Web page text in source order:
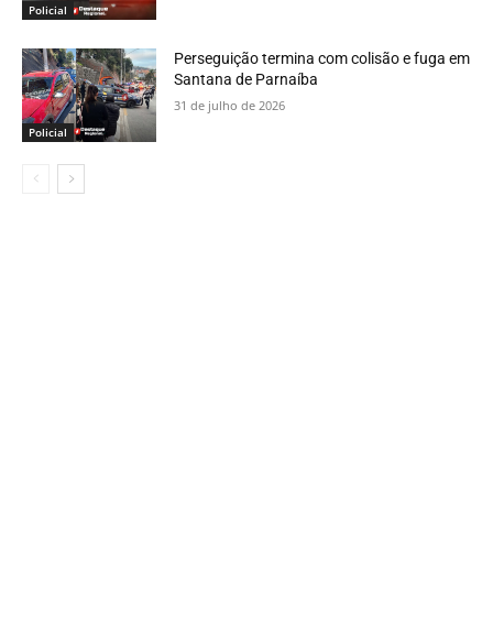
Policial
Policial
Perseguição termina com colisão e fuga em
Santana de Parnaíba
31 de julho de 2026